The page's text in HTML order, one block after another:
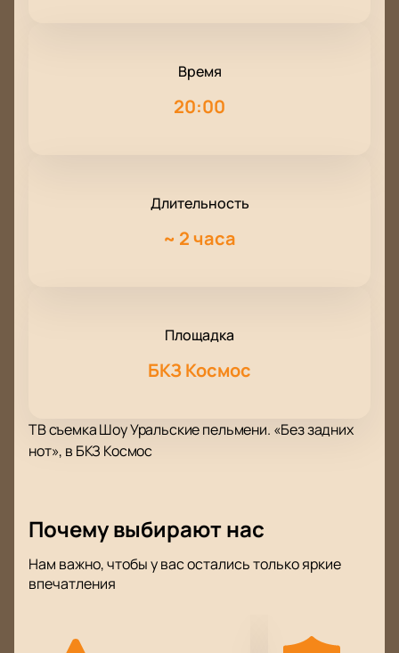
Время
20:00
Длительность
~ 2 часа
Площадка
БКЗ Космос
ТВ съемка Шоу Уральские пельмени. «Без задних
нот», в БКЗ Космос
Почему выбирают нас
Нам важно, чтобы у вас остались только яркие
впечатления